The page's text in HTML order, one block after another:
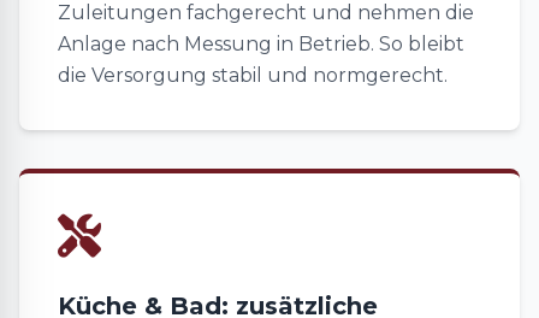
Zuleitungen fachgerecht und nehmen die
Anlage nach Messung in Betrieb. So bleibt
die Versorgung stabil und normgerecht.
Küche & Bad: zusätzliche